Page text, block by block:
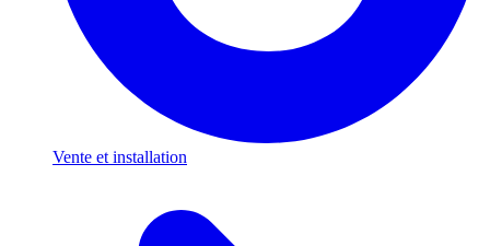
Vente et installation